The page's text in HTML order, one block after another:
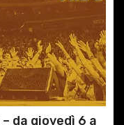
– da giovedì 6 a